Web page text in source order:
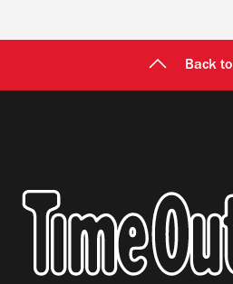
Back to